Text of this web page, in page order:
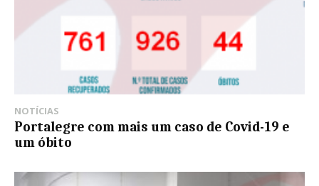
NOTÍCIAS
Portalegre com mais um caso de Covid-19 e
um óbito